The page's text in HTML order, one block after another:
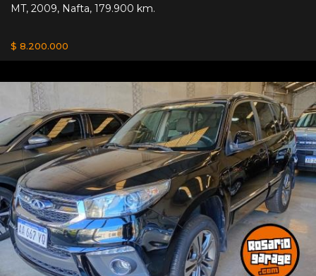
MT, 2009, Nafta, 179.900 km.
$ 8.200.000